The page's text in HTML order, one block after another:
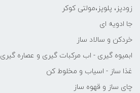
زودپز، پلوپز،مولتی کوکر
جا ادویه ای
خردکن و سالاد ساز
ابمیوه گیری - اب مرکبات گیری و عصاره گیری
غذا ساز - اسیاب و مخلوط کن
چای ساز و قهوه ساز